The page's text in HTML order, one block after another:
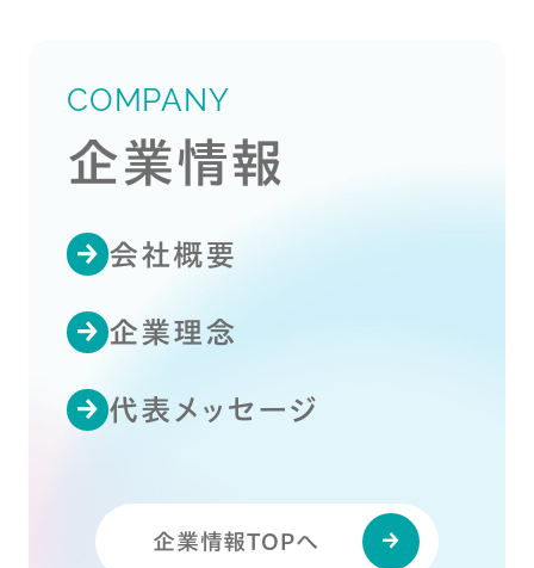
COMPANY
企業情報
会社概要
企業理念
代表メッセージ
企業情報TOPへ